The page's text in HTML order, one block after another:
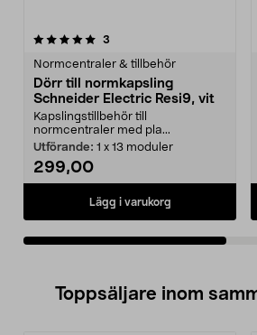
3
Normcentraler & tillbehör
Dörr till normkapsling
Schneider Electric Resi9, vit
Kapslingstillbehör till
normcentraler med pla...
Utförande: 1 x 13 moduler
299,00
Lägg i varukorg
5.0av 5 stjärnor
Toppsäljare inom